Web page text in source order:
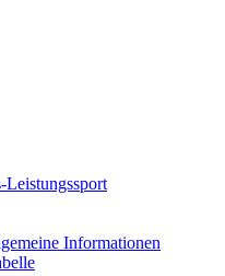
Informationen